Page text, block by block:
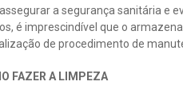
a segurança sanitária e
é imprescindível que o
de procedimento de
FAZER A LIMPEZA